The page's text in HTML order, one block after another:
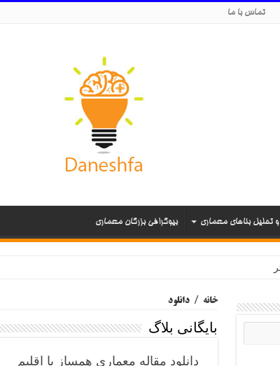
تماس با ما
و تحلیل بناهای معماری بیوگرافی بزرگان معماری
خانه / دانلود
بایگانی بلاگ
دانلود مقاله معماری همساز با اقلیم